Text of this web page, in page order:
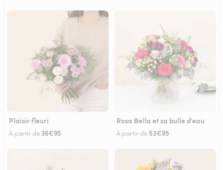
Plaisir fleuri
À partir de 36€95
Rosa Bella et sa bulle d'eau
À partir de 53€95